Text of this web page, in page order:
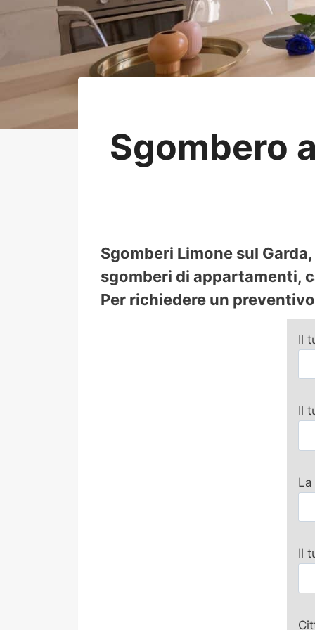
Sgombero
Sgomberi Limone sul
sgomberi di appartamenti,
Per richiedere un
Il
Il
Il